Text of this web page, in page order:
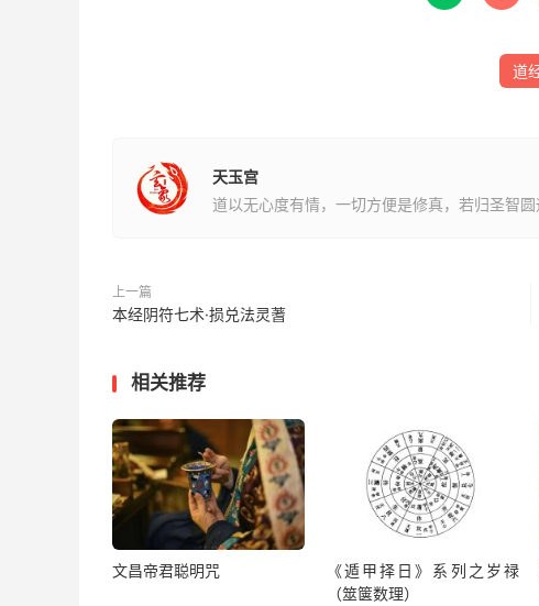
道
天玉宫
道以无心度有情，一切方便是修真，若归圣智圆
上一篇
本经阴符七术·损兑法灵蓍
相关推荐
文昌帝君聪明咒
《遁甲择日》系列之岁禄
（筮箧数理）